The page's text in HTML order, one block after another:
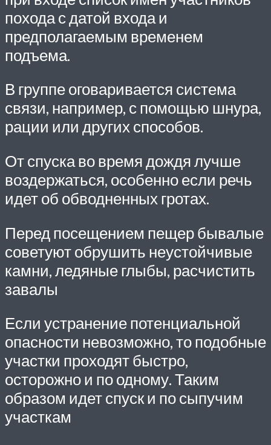
похода с датой входа и
предполагаемым временем
подъема.
В группе оговаривается система
связи, например, с помощью шнура,
рации или других способов.
От спуска во время дождя лучше
воздержаться, особенно если речь
идет об обводненных гротах.
Перед посещением пещер бывалые
советуют обрушить неустойчивые
камни, ледяные глыбы, расчистить
завалы
Если устранение потенциальной
опасности невозможно, то подобные
участки проходят быстро,
осторожно и по одному. Таким
образом идет спуск и по сыпучим
участкам